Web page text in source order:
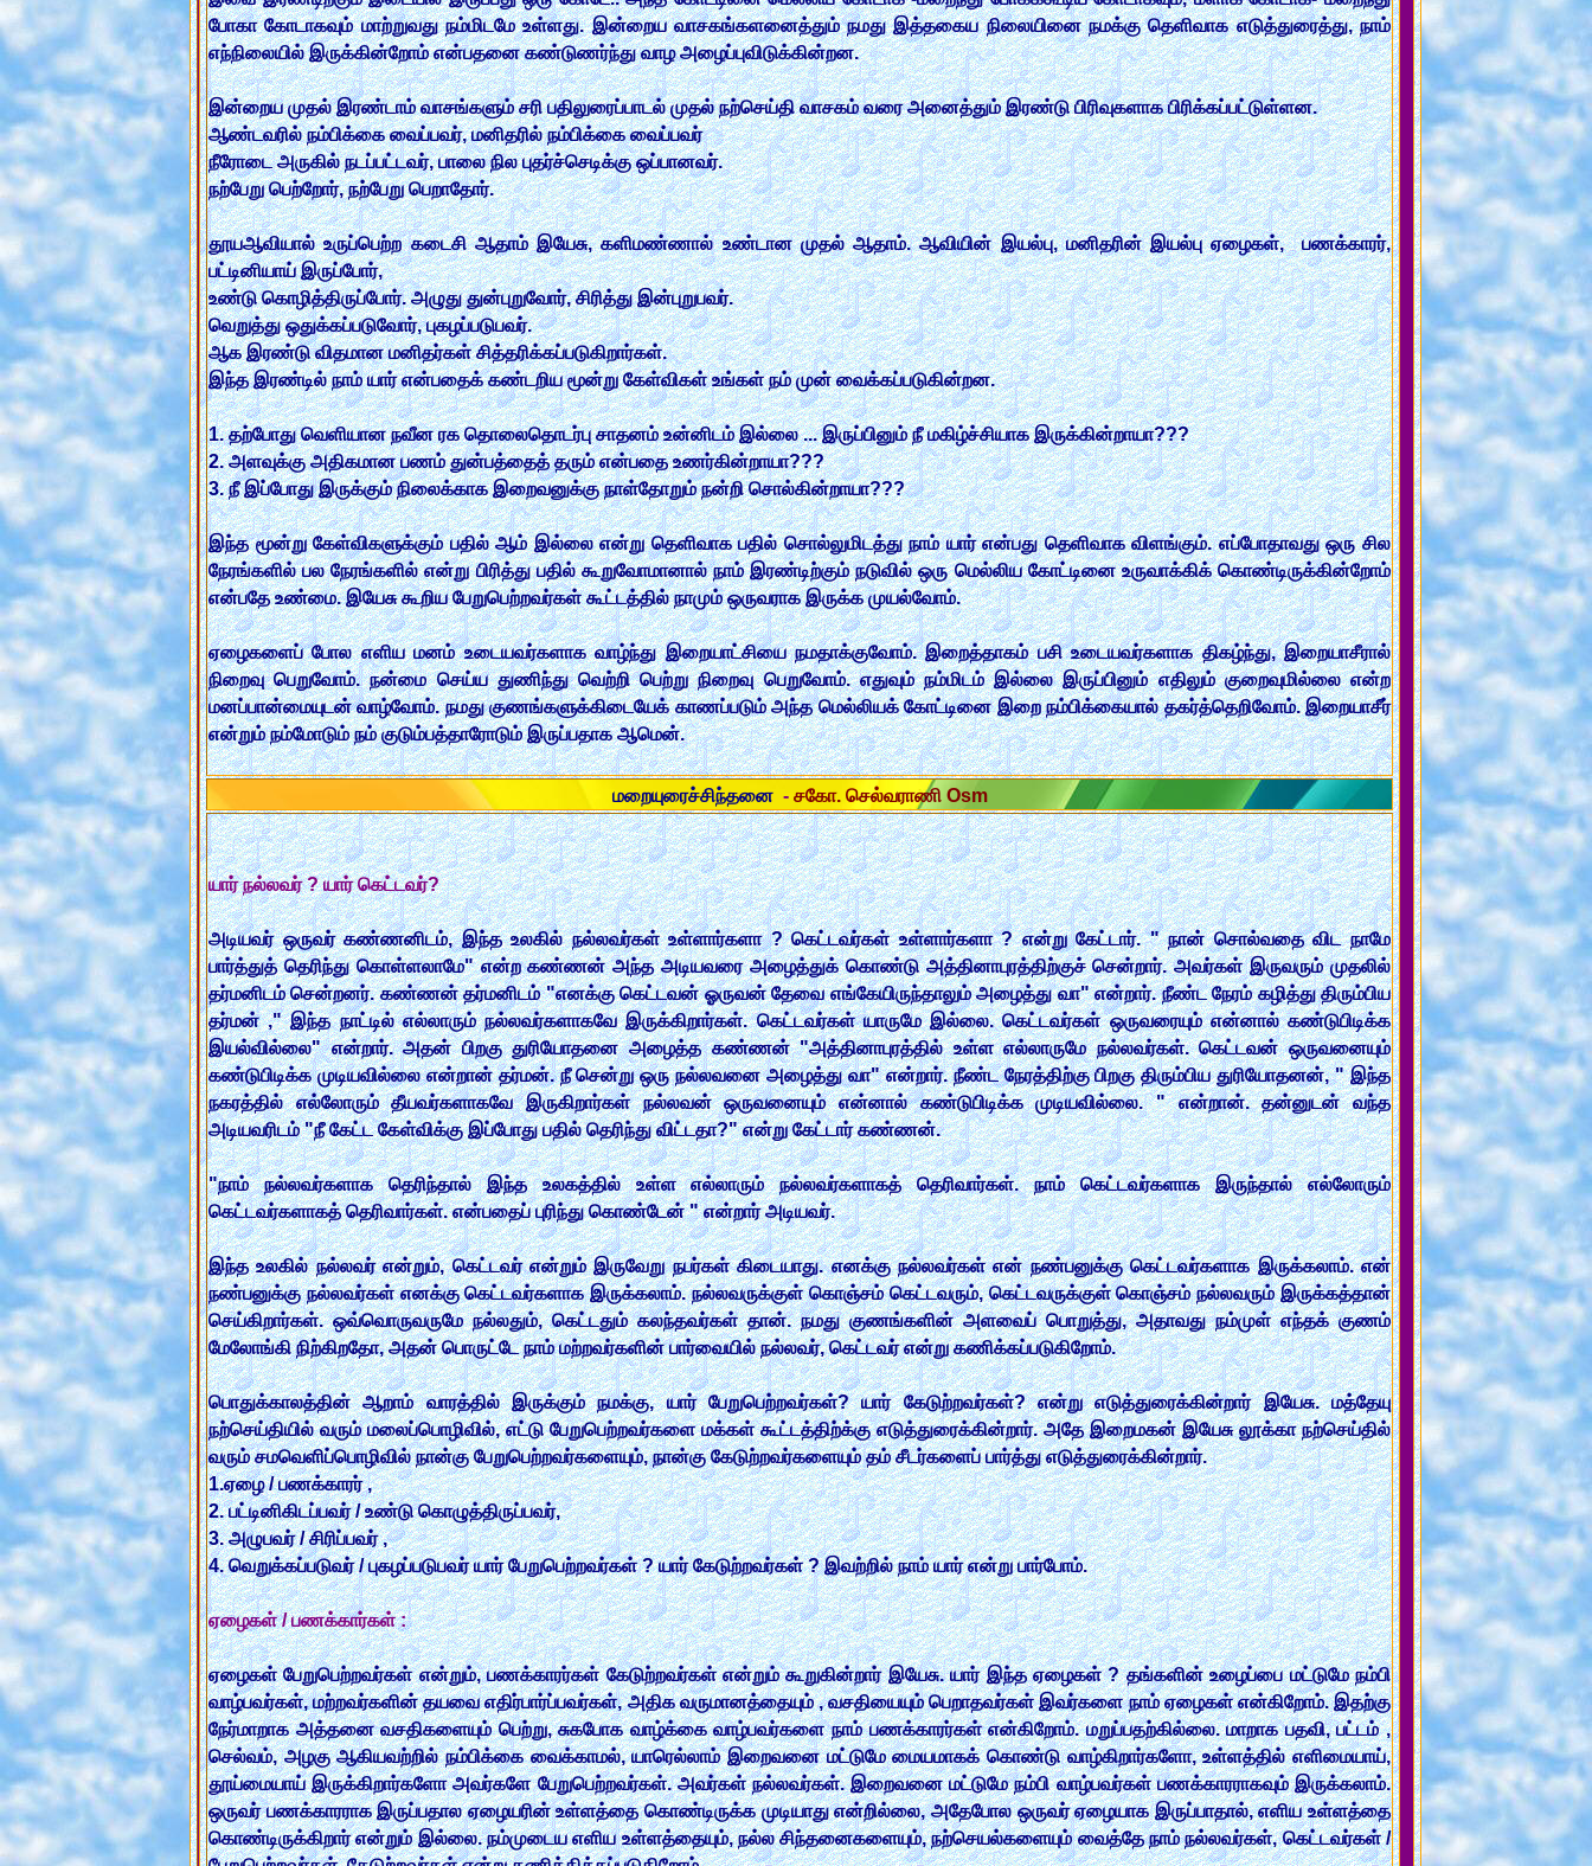
போகா கோடாகவும் மாற்றுவது நம்மிடமே உள்ளது. இன்றைய வாசகங்களனைத்தும் நமது இத்தகைய நிலையினை நமக்கு தெளிவாக எடுத்துரைத்து, நாம்
எந்நிலையில் இருக்கின்றோம் என்பதனை கண்டுணர்ந்து வாழ அழைப்புவிடுக்கின்றன.
இன்றைய முதல் இரண்டாம் வாசங்களும் சரி பதிலுரைப்பாடல் முதல் நற்செய்தி வாசகம் வரை அனைத்தும் இரண்டு பிரிவுகளாக பிரிக்கப்பட்டுள்ளன.
ஆண்டவரில் நம்பிக்கை வைப்பவர், மனிதரில் நம்பிக்கை வைப்பவர்
நீரோடை அருகில் நடப்பட்டவர், பாலை நில புதர்ச்செடிக்கு ஒப்பானவர்.
நற்பேறு பெற்றோர், நற்பேறு பெறாதோர்.
தூயஆவியால் உருப்பெற்ற கடைசி ஆதாம் இயேசு, களிமண்ணால் உண்டான முதல் ஆதாம். ஆவியின் இயல்பு, மனிதரின் இயல்பு ஏழைகள், பணக்காரர்,
பட்டினியாய் இருப்போர்,
உண்டு கொழித்திருப்போர். அழுது துன்புறுவோர், சிரித்து இன்புறுபவர்.
வெறுத்து ஒதுக்கப்படுவோர், புகழப்படுபவர்.
ஆக இரண்டு விதமான மனிதர்கள் சித்தரிக்கப்படுகிறார்கள்.
இந்த இரண்டில் நாம் யார் என்பதைக் கண்டறிய மூன்று கேள்விகள் உங்கள் நம் முன் வைக்கப்படுகின்றன.
1. தற்போது வெளியான நவீன ரக தொலைதொடர்பு சாதனம் உன்னிடம் இல்லை ... இருப்பினும் நீ மகிழ்ச்சியாக இருக்கின்றாயா???
2. அளவுக்கு அதிகமான பணம் துன்பத்தைத் தரும் என்பதை உணர்கின்றாயா???
3. நீ இப்போது இருக்கும் நிலைக்காக இறைவனுக்கு நாள்தோறும் நன்றி சொல்கின்றாயா???
இந்த மூன்று கேள்விகளுக்கும் பதில் ஆம் இல்லை என்று தெளிவாக பதில் சொல்லுமிடத்து நாம் யார் என்பது தெளிவாக விளங்கும். எப்போதாவது ஒரு சில
நேரங்களில் பல நேரங்களில் என்று பிரித்து பதில் கூறுவோமானால் நாம் இரண்டிற்கும் நடுவில் ஒரு மெல்லிய கோட்டினை உருவாக்கிக் கொண்டிருக்கின்றோம்
என்பதே உண்மை. இயேசு கூறிய பேறுபெற்றவர்கள் கூட்டத்தில் நாமும் ஒருவராக இருக்க முயல்வோம்.
ஏழைகளைப் போல எளிய மனம் உடையவர்களாக வாழ்ந்து இறையாட்சியை நமதாக்குவோம். இறைத்தாகம் பசி உடையவர்களாக திகழ்ந்து, இறையாசீரால்
நிறைவு பெறுவோம். நன்மை செய்ய துணிந்து வெற்றி பெற்று நிறைவு பெறுவோம். எதுவும் நம்மிடம் இல்லை இருப்பினும் எதிலும் குறைவுமில்லை என்ற
மனப்பான்மையுடன் வாழ்வோம். நமது குணங்களுக்கிடையேக் காணப்படும் அந்த மெல்லியக் கோட்டினை இறை நம்பிக்கையால் தகர்த்தெறிவோம். இறையாசீர்
என்றும் நம்மோடும் நம் குடும்பத்தாரோடும் இருப்பதாக ஆமென்.
மறையுரைச்சிந்தனை - சகோ. செல்வராணி Osm
யார் நல்லவர் ? யார் கெட்டவர்?
அடியவர் ஒருவர் கண்ணனிடம், இந்த உலகில் நல்லவர்கள் உள்ளார்களா ? கெட்டவர்கள் உள்ளார்களா ? என்று கேட்டார். " நான் சொல்வதை விட நாமே
பார்த்துத் தெரிந்து கொள்ளலாமே" என்ற கண்ணன் அந்த அடியவரை அழைத்துக் கொண்டு அத்தினாபுரத்திற்குச் சென்றார். அவர்கள் இருவரும் முதலில்
தர்மனிடம் சென்றனர். கண்ணன் தர்மனிடம் "எனக்கு கெட்டவன் ஓருவன் தேவை எங்கேயிருந்தாலும் அழைத்து வா" என்றார். நீண்ட நேரம் கழித்து திரும்பிய
தர்மன் ," இந்த நாட்டில் எல்லாரும் நல்லவர்களாகவே இருக்கிறார்கள். கெட்டவர்கள் யாருமே இல்லை. கெட்டவர்கள் ஒருவரையும் என்னால் கண்டுபிடிக்க
இயல்வில்லை" என்றார். அதன் பிறகு துரியோதனை அழைத்த கண்ணன் "அத்தினாபுரத்தில் உள்ள எல்லாருமே நல்லவர்கள். கெட்டவன் ஒருவனையும்
கண்டுபிடிக்க முடியவில்லை என்றான் தர்மன். நீ சென்று ஒரு நல்லவனை அழைத்து வா" என்றார். நீண்ட நேரத்திற்கு பிறகு திரும்பிய துரியோதனன், " இந்த
நகரத்தில் எல்லோரும் தீயவர்களாகவே இருகிறார்கள் நல்லவன் ஒருவனையும் என்னால் கண்டுபிடிக்க முடியவில்லை. " என்றான். தன்னுடன் வந்த
அடியவரிடம் "நீ கேட்ட கேள்விக்கு இப்போது பதில் தெரிந்து விட்டதா?" என்று கேட்டார் கண்ணன்.
"நாம் நல்லவர்களாக தெரிந்தால் இந்த உலகத்தில் உள்ள எல்லாரும் நல்லவர்களாகத் தெரிவார்கள். நாம் கெட்டவர்களாக இருந்தால் எல்லோரும்
கெட்டவர்களாகத் தெரிவார்கள். என்பதைப் புரிந்து கொண்டேன் " என்றார் அடியவர்.
இந்த உலகில் நல்லவர் என்றும், கெட்டவர் என்றும் இருவேறு நபர்கள் கிடையாது. எனக்கு நல்லவர்கள் என் நண்பனுக்கு கெட்டவர்களாக இருக்கலாம். என்
நண்பனுக்கு நல்லவர்கள் எனக்கு கெட்டவர்களாக இருக்கலாம். நல்லவருக்குள் கொஞ்சம் கெட்டவரும், கெட்டவருக்குள் கொஞ்சம் நல்லவரும் இருக்கத்தான்
செய்கிறார்கள். ஒவ்வொருவருமே நல்லதும், கெட்டதும் கலந்தவர்கள் தான். நமது குணங்களின் அளவைப் பொறுத்து, அதாவது நம்முள் எந்தக் குணம்
மேலோங்கி நிற்கிறதோ, அதன் பொருட்டே நாம் மற்றவர்களின் பார்வையில் நல்லவர், கெட்டவர் என்று கணிக்கப்படுகிறோம்.
பொதுக்காலத்தின் ஆறாம் வாரத்தில் இருக்கும் நமக்கு, யார் பேறுபெற்றவர்கள்? யார் கேடுற்றவர்கள்? என்று எடுத்துரைக்கின்றார் இயேசு. மத்தேயு
நற்செய்தியில் வரும் மலைப்பொழிவில், எட்டு பேறுபெற்றவர்களை மக்கள் கூட்டத்திற்க்கு எடுத்துரைக்கின்றார். அதே இறைமகன் இயேசு லூக்கா நற்செய்தில்
வரும் சமவெளிப்பொழிவில் நான்கு பேறுபெற்றவர்களையும், நான்கு கேடுற்றவர்களையும் தம் சீடர்களைப் பார்த்து எடுத்துரைக்கின்றார்.
1.ஏழை / பணக்காரர் ,
2. பட்டினிகிடப்பவர் / உண்டு கொழுத்திருப்பவர்,
3. அழுபவர் / சிரிப்பவர் ,
4. வெறுக்கப்படுவர் / புகழப்படுபவர் யார் பேறுபெற்றவர்கள் ? யார் கேடுற்றவர்கள் ? இவற்றில் நாம் யார் என்று பார்போம்.
ஏழைகள் / பணக்கார்கள் :
ஏழைகள் பேறுபெற்றவர்கள் என்றும், பணக்காரர்கள் கேடுற்றவர்கள் என்றும் கூறுகின்றார் இயேசு. யார் இந்த ஏழைகள் ? தங்களின் உழைப்பை மட்டுமே நம்பி
வாழ்பவர்கள், மற்றவர்களின் தயவை எதிர்பார்ப்பவர்கள், அதிக வருமானத்தையும் , வசதியையும் பெறாதவர்கள் இவர்களை நாம் ஏழைகள் என்கிறோம். இதற்கு
நேர்மாறாக அத்தனை வசதிகளையும் பெற்று, சுகபோக வாழ்க்கை வாழ்பவர்களை நாம் பணக்காரர்கள் என்கிறோம். மறுப்பதற்கில்லை. மாறாக பதவி, பட்டம் ,
செல்வம், அழகு ஆகியவற்றில் நம்பிக்கை வைக்காமல், யாரெல்லாம் இறைவனை மட்டுமே மையமாகக் கொண்டு வாழ்கிறார்களோ, உள்ளத்தில் எளிமையாய்,
தூய்மையாய் இருக்கிறார்களோ அவர்களே பேறுபெற்றவர்கள். அவர்கள் நல்லவர்கள். இறைவனை மட்டுமே நம்பி வாழ்பவர்கள் பணக்காரராகவும் இருக்கலாம்.
ஒருவர் பணக்காரராக இருப்பதால ஏழையரின் உள்ளத்தை கொண்டிருக்க முடியாது என்றில்லை, அதேபோல ஒருவர் ஏழையாக இருப்பாதால், எளிய உள்ளத்தை
கொண்டிருக்கிறார் என்றும் இல்லை. நம்முடைய எளிய உள்ளத்தையும், நல்ல சிந்தனைகளையும், நற்செயல்களையும் வைத்தே நாம் நல்லவர்கள், கெட்டவர்கள் /